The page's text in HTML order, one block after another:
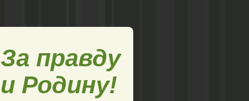
За правду
и Родину!